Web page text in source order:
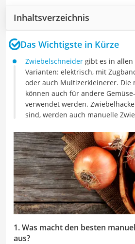
Inhaltsverzeichnis
Das Wichtigste in Kürze
Zwiebelschneider gibt es in allen
Varianten: elektrisch, mit
oder auch Multizerkleinerer. Die
können auch für andere
verwendet werden.
sind, werden auch manuelle
1. Was macht den besten
aus?